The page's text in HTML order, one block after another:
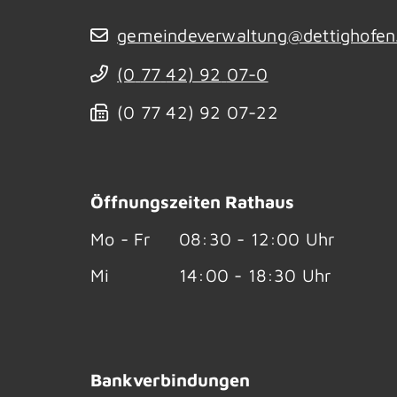
(0 77 42) 92 07-0
(0 77 42) 92 07-22
Öffnungszeiten Rathaus
Mo - Fr
08:30 - 12:00 Uhr
Mi
14:00 - 18:30 Uhr
Bankverbindungen